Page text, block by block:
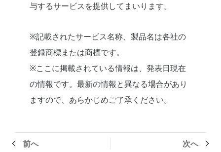
与するサービスを提供してまいります。
※記載されたサービス名称、製品名は各社の
登録商標または商標です。
※ここに掲載されている情報は、発表日現在
の情報です。最新の情報と異なる場合があり
ますので、あらかじめご了承ください。
前へ 次へ